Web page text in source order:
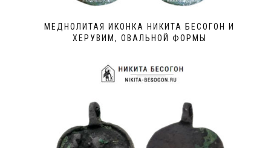
МЕДНОЛИТАЯ ИКОНКА НИКИТА БЕСОГОН И
ХЕРУВИМ, ОВАЛЬНОЙ ФОРМЫ